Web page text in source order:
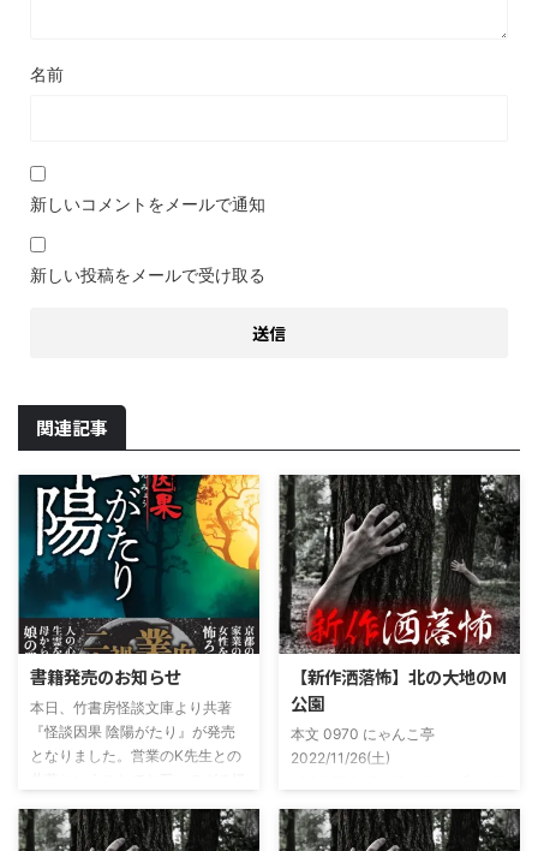
名前
新しいコメントをメールで通知
新しい投稿をメールで受け取る
関連記事
書籍発売のお知らせ
本日、竹書房怪談文庫より共著
『怪談因果 陰陽がたり』が発売
となりました。営業のK先生との
上げましたので内容の濃さ・面白
【新作洒落怖】北の大地のM
公園
本文 0970 にゃんこ亭
2022/11/26(土)
に言うオカルト系な話がまあまあ
好きで、最近占いとかを副業で始